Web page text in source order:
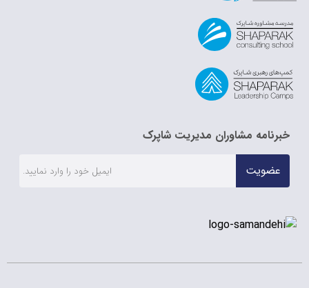
خبرنامه مشاوران مدیریت شاپرک
عضویت